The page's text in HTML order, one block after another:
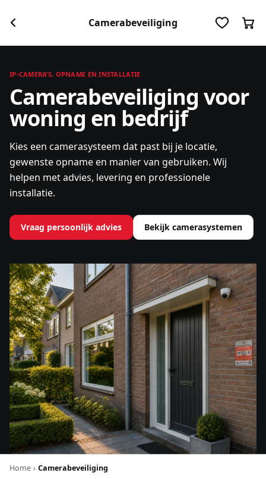
Camerabeveiliging
IP-CAMERA’S, OPNAME EN INSTALLATIE
Camerabeveiliging voor
woning en bedrijf
Kies een camerasysteem dat past bij je locatie,
gewenste opname en manier van gebruiken. Wij
helpen met advies, levering en professionele
installatie.
Vraag persoonlijk advies Bekijk camerasystemen
Home › Camerabeveiliging